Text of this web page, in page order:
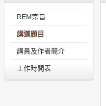
REM宗旨
講道題目
講員及作者簡介
工作時間表